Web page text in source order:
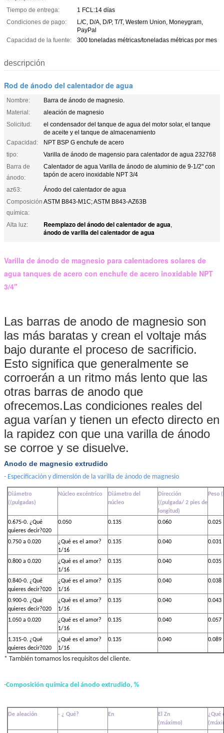
Tiempo de entrega:
1 FCL:14 días
Condiciones de pago:
L/C, D/A, D/P, T/T, Western Union, Moneygram,
PayPal
Capacidad de la fuente:
300 toneladas métricas/toneladas métricas por mes
descripción
Rod de ánodo del calentador de agua
Nombre:
Barra de ánodo de magnesio.
Material:
aleación de magnesio
Solicitud:
el condensador del tanque de agua del motor solar, el tanque
de aceite y el tanque de almacenamiento
Capacidad:
NPT BSP G enchufe de acero
tipo:
Varilla de ánodo de magensio para calentador de agua 232768
Barra de
ánodo:
Calentador de agua Varilla de ánodo de aluminio de 9-1/2" con
tapón de acero inoxidable NPT 3/4
az63:
Ánodo del calentador de agua
Composición
química:
ASTM B843-M1C; ASTM B843-AZ63B
Alta luz: Reemplazo del ánodo del calentador de agua,
ánodo de varilla del calentador de agua
Varilla de ánodo de magnesio para calentadores solares de
agua tanques de acero con enchufe de acero inoxidable NPT
3/4"
Las barras de anodo de magnesio son
las más baratas y crean el voltaje más
bajo durante el proceso de sacrificio.
Esto significa que generalmente se
corroerán a un ritmo más lento que las
otras barras de anodo que
ofrecemos.Las condiciones reales del
agua varían y tienen un efecto directo en
la rapidez con que una varilla de ánodo
se corroe y se disuelve.
Anodo de magnesio extrudido
- Especificación y dimensión de la varilla de ánodo de magnesio
Diámetro
((pulgadas)
Núcleo excéntrico
Diámetro del
núcleo
Dirección
((pulgada/ 2 pies de
longitud)
Peso
0.675-0. ¿Qué
quieres decir?020
0.050 0.135 0.060 0.025
0.750 a 0.020
¿Qué es el amor?
1/16
0.135 0.040 0.031
0.800 a 0.020
¿Qué es el amor?
1/16
0.135 0.040 0.035
0.840-0. ¿Qué
quieres decir?020
¿Qué es el amor?
1/16
0.135 0.040 0.038
0.900-0. ¿Qué
quieres decir?020
¿Qué es el amor?
1/16
0.135 0.040 0.043
1.050 a 0.020
¿Qué es el amor?
1/16
0.135 0.040 0.057
1.315-0. ¿Qué
quieres decir?020
¿Qué es el amor?
1/16
0.135 0.040 0.089
* También tomamos los requisitos del cliente.
-Composición química del ánodo extrudido, %
De aleación - ¿ Qué? En
El Zn
(máximo)
¿Qué